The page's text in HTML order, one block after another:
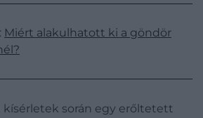
Miért alakulhatott ki a göndör
során egy erőltetett